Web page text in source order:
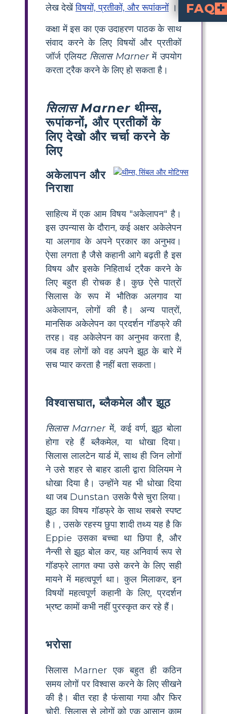
लेख देखेंविषयों, प्रतीकों, और रूपांकनों।
कक्षा में इस का एक उदाहरण पाठक के साथ
संवाद करने के लिए विषयों और प्रतीकों
जॉर्ज एलियट सिलास Marnerमें उपयोग
करता ट्रैक करने के लिए हो सकता है।
सिलास Marner थीम्स,
रूपांकनों, और प्रतीकों के
लिए देखो और चर्चा करने के
लिए
अकेलापन और
निराशा
साहित्य में एक आम विषय "अकेलापन" है।
इस उपन्यास के दौरान, कई अक्षर अकेलेपन
या अलगाव के अपने प्रकार का अनुभव।
ऐसा लगता है जैसे कहानी आगे बढ़ती है इस
विषय और इसके निहितार्थ ट्रैक करने के
लिए बहुत ही रोचक है। कुछ ऐसे पात्रों
सिलास के रूप में भौतिक अलगाव या
अकेलापन, लोगों की है। अन्य पात्रों,
मानसिक अकेलेपन का प्रदर्शन गॉडफ्रे की
तरह। वह अकेलेपन का अनुभव करता है,
जब वह लोगों को वह अपने झूठ के बारे में
सच प्यार करता है नहीं बता सकता।
विश्वासघात, ब्लैकमेल और झूठ
सिलास Marnerमें, कई वर्ण, झूठ बोला
होगा रहे हैं ब्लैकमेल, या धोखा दिया।
सिलास लालटेन यार्ड में, साथ ही जिन लोगों
ने उसे शहर से बाहर डाली द्वारा विलियम ने
धोखा दिया है। उन्होंने यह भी धोखा दिया
था जब Dunstan उसके पैसे चुरा लिया।
झूठ का विषय गॉडफ्रे के साथ सबसे स्पष्ट
है। , उसके रहस्य छुपा शादी तथ्य यह है कि
Eppie उसका बच्चा था छिपा है, और
नैन्सी से झूठ बोल कर, यह अनिवार्य रूप से
गॉडफ्रे लागत क्या उसे करने के लिए सही
मायने में महत्वपूर्ण था। कुल मिलाकर, इन
विषयों महत्वपूर्ण कहानी के लिए, प्रदर्शन
भ्रष्ट कामों कभी नहीं पुरस्कृत कर रहे हैं।
भरोसा
सिलास Marner एक बहुत ही कठिन
समय लोगों पर विश्वास करने के लिए सीखने
की है। बीत रहा है फंसाया गया और फिर
चोरी, सिलास से लोगों को एक आसान काम
FAQ